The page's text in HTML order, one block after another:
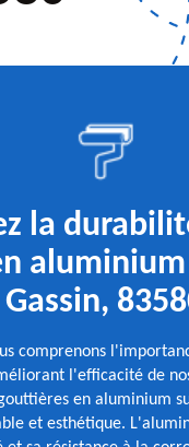
la
Gassin,
comprenons
l'efficacité de
en aluminium
et esthétique.